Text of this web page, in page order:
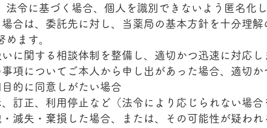
法令に基づく場合、個人を識別できないよう匿名化
合は、委託先に対し、当薬局の基本方針を十分理
めます。
に関する相談体制を整備し、適切かつ迅速に対応し
項についてご本人から申し出があった場合、適切か
的に同意しがたい場合
訂正、利用停止など（法令により応じられない場合
滅失・棄損した場合、または、その可能性が疑われ